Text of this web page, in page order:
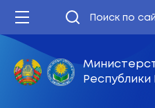
Республики